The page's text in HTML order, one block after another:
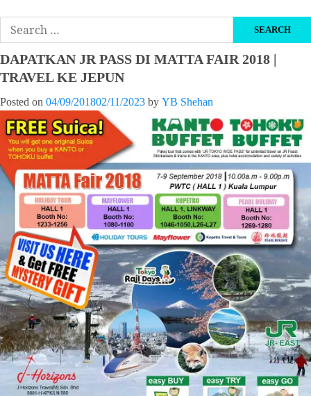
Search
for:
DAPATKAN JR PASS DI MATTA FAIR 2018 |
TRAVEL KE JEPUN
Posted on 04/09/201802/11/2023 by YB Shehan